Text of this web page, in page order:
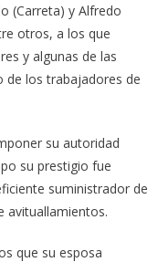
(Carreta) y Alfredo
otros, a los que
y algunas de las
de los trabajadores de
su autoridad
su prestigio fue
suministrador de
avituallamientos.
que su esposa